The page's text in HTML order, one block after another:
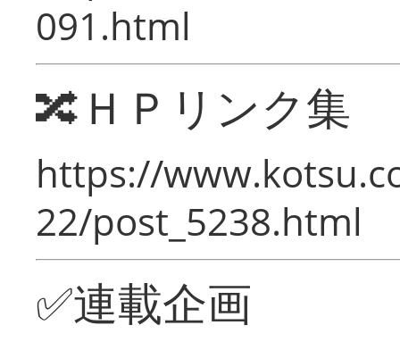
091.html
🔀ＨＰリンク集
https://
22/post_5238.html
✅連載企画